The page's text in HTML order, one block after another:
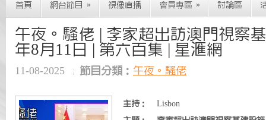
首頁 網台節目 » 視像直播 會員專區 » 討論區
午夜。騷佬 | 李家超出訪澳門視察
年8月11日 | 第六百集 | 星滙網
11-08-2025 節目分類： 午夜。騷佬
主持：
Lisbon